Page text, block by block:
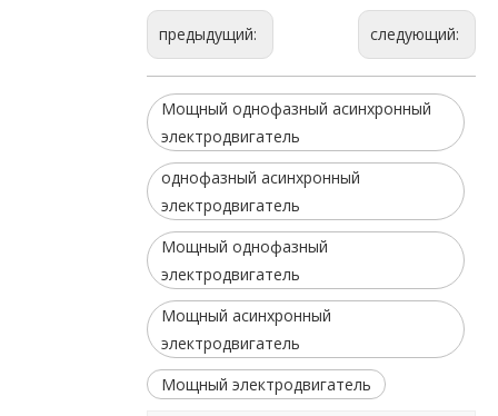
предыдущий: следующий:
Мощный однофазный асинхронный
электродвигатель
однофазный асинхронный
электродвигатель
Мощный однофазный
электродвигатель
Мощный асинхронный
электродвигатель
Мощный электродвигатель